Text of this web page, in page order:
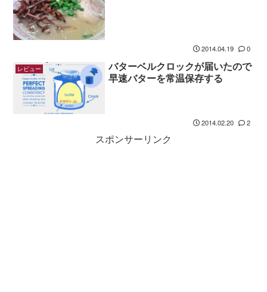
2014.04.19 0
レビュー
バターベルクロックが届いたので
早速バターを常温保存する
2014.02.20 2
スポンサーリンク